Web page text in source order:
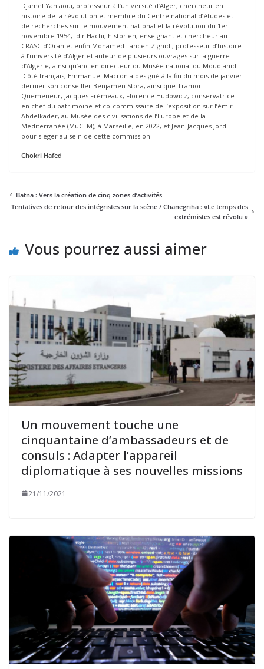
Djamel Yahiaoui, professeur à l’université d’Alger, chercheur en
histoire de la révolution et membre du Centre national d’études et
de recherches sur le mouvement national et la révolution du 1er
novembre 1954, Idir Hachi, historien, enseignant et chercheur au
CRASC d’Oran et enfin Mohamed Lahcen Zighidi, professeur d’histoire
à l’université d’Alger et auteur de plusieurs ouvrages sur la guerre
d’Algérie, ainsi qu’ancien directeur du Musée national du Moudjahid.
Côté français, Emmanuel Macron a désigné à la fin du mois de janvier
dernier son conseiller Benjamen Stora, ainsi que Tramor
Quemeneur, Jacques Frémeaux, Florence Hudowicz, conservatrice
en chef du patrimoine et co-commissaire de l’exposition sur l’émir
Abdelkader, au Musée des civilisations de l’Europe et de la
Méditerranée (MuCEM), à Marseille, en 2022, et Jean-Jacques Jordi
pour siéger au sein de cette commission
Chokri Hafed
Batna : Vers la création de cinq zones d’activités
Tentatives de retour des intégristes sur la scène / Chanegriha : «Le temps des
extrémistes est révolu »
Vous pourrez aussi aimer
Un mouvement touche une
cinquantaine d’ambassadeurs et de
consuls : Adapter l’appareil
diplomatique à ses nouvelles missions
21/11/2021